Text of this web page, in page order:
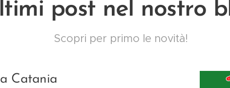
post nel nostro
Scopri per primo le novità!
Catania